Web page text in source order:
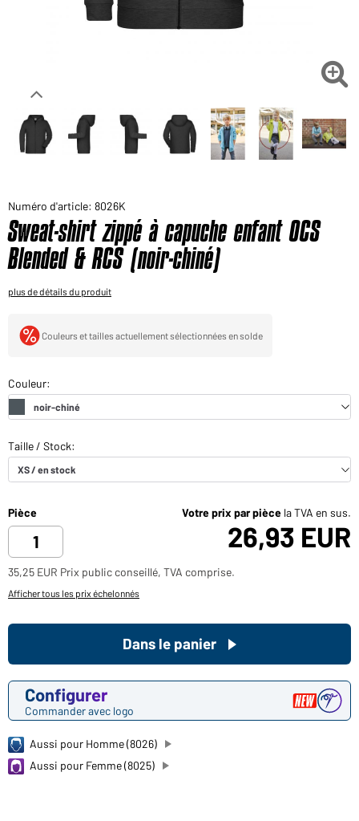
Voudriez-vous acheter des produits pour votre besoin

Numéro d'article: 8026K
Sweat-shirt zippé à capuche enfant OCS
Blended & RCS (noir-chiné)
plus de détails du produit
Couleurs et tailles actuellement sélectionnées en solde
Pièce Votre prix par pièce la TVA en sus.
26,93 EUR
35,25 EUR Prix public conseillé, TVA comprise.
Afficher tous les prix échelonnés
Configurer
Commander avec logo
Dans le panier
Aussi pour Homme (8026)
Aussi pour Femme (8025)